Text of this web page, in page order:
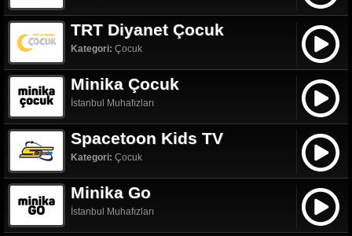
TRT Diyanet Çocuk
Kategori: Çocuk
Minika Çocuk
İstanbul Muhafızları
Spacetoon Kids TV
Kategori: Çocuk
Minika Go
İstanbul Muhafızları